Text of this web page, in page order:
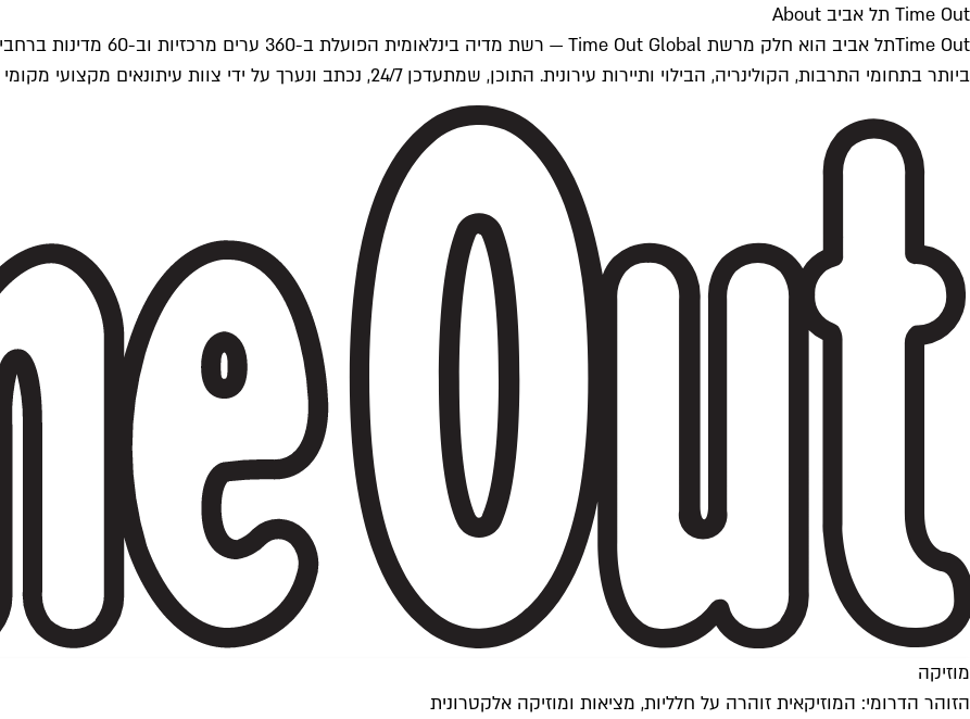
Time Out תל אביב About
ביותר בתחומי התרבות, הקולינריה, הבילוי ותיירות עירונית. התוכן, שמתעדכן 24/7, נכתב ונערך על ידי צוות עיתונאים מקצועי מקומי בישראל, בהתאם לסטנדרטים של Time Out העולמית.
מוזיקה
הזוהר הדרומי: המוזיקאית זוהרה על חלליות, מציאות ומוזיקה אלקטרונית